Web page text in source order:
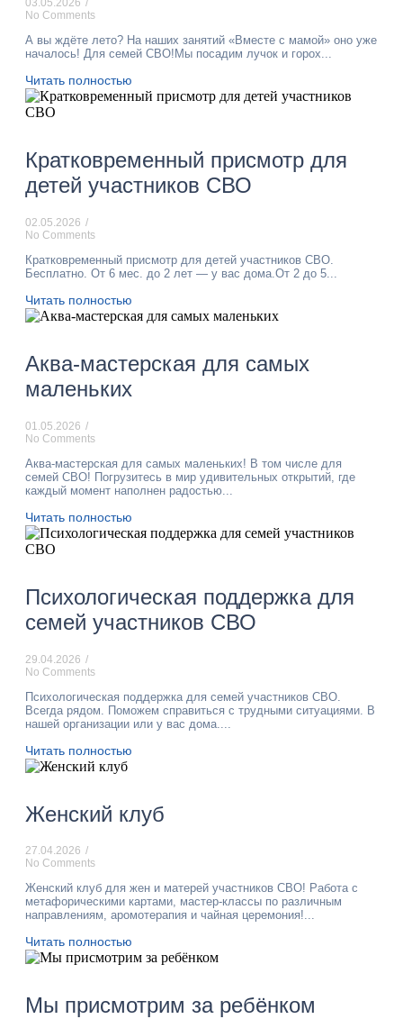
03.05.2026 /
No Comments
А вы ждёте лето? На наших занятий «Вместе с мамой» оно уже
началось! Для семей СВО!Мы посадим лучок и горох...
Читать полностью
Кратковременный присмотр для
детей участников СВО
02.05.2026 /
No Comments
Кратковременный присмотр для детей участников СВО.
Бесплатно. От 6 мес. до 2 лет — у вас дома.От 2 до 5...
Читать полностью
Аква-мастерская для самых
маленьких
01.05.2026 /
No Comments
Аква-мастерская для самых маленьких! В том числе для
семей СВО! Погрузитесь в мир удивительных открытий, где
каждый момент наполнен радостью...
Читать полностью
Психологическая поддержка для
семей участников СВО
29.04.2026 /
No Comments
Психологическая поддержка для семей участников СВО.
Всегда рядом. Поможем справиться с трудными ситуациями. В
нашей организации или у вас дома....
Читать полностью
Женский клуб
27.04.2026 /
No Comments
Женский клуб для жен и матерей участников СВО! Работа с
метафорическими картами, мастер-классы по различным
направлениям, аромотерапия и чайная церемония!...
Читать полностью
Мы присмотрим за ребёнком